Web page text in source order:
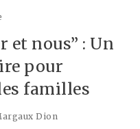
et nous” : Un
pour
familles
Dion